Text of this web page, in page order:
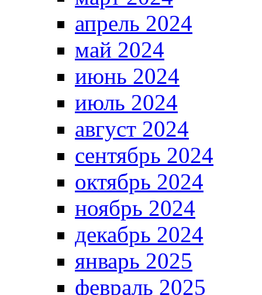
апрель 2024
май 2024
июнь 2024
июль 2024
август 2024
сентябрь 2024
октябрь 2024
ноябрь 2024
декабрь 2024
январь 2025
февраль 2025